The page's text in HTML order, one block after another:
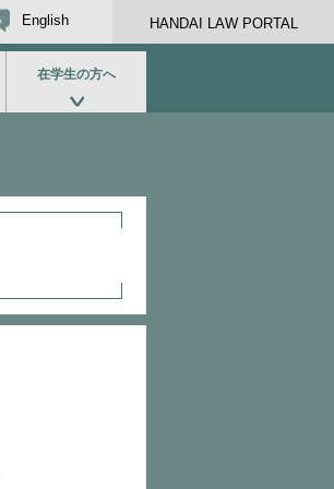
HANDAI LAW PORTAL
English
在学生の方へ